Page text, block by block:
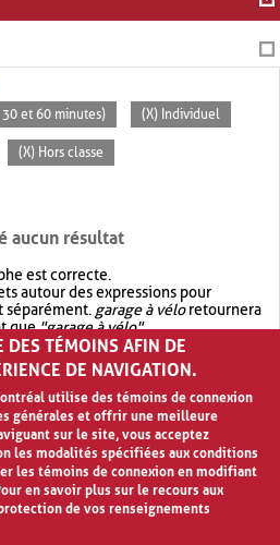
et 60 minutes) (X) Individuel
(X) Hors classe
aucun résultat
est correcte.
autour des expressions pour
séparément. garage à véloretournera
que"garage à vélo".
recherche avec OR.garage OR vélo
de résultat quegarage à vélo
DES TÉMOINS AFIN DE
DE NAVIGATION.
utilise des témoins de connexion
générales et offrir une meilleure
sur le site, vous acceptez
les modalités spécifiées aux conditions
les témoins de connexion en modifiant
en savoir plus sur le recours aux
de vos renseignements